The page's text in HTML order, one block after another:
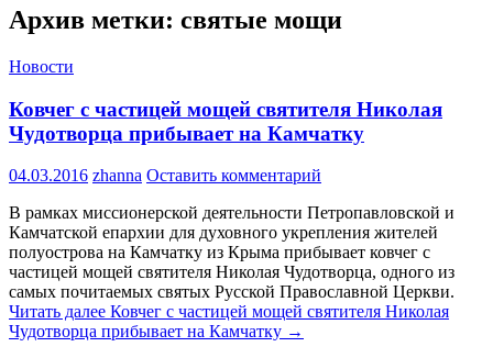
Архив метки: святые мощи
Новости
Ковчег с частицей мощей святителя Николая
Чудотворца прибывает на Камчатку
04.03.2016 zhanna Оставить комментарий
В рамках миссионерской деятельности Петропавловской и
Камчатской епархии для духовного укрепления жителей
полуострова на Камчатку из Крыма прибывает ковчег с
частицей мощей святителя Николая Чудотворца, одного из
самых почитаемых святых Русской Православной Церкви.
Читать далее Ковчег с частицей мощей святителя Николая
Чудотворца прибывает на Камчатку →